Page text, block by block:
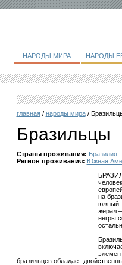
НАРОДЫ МИРА НАРОДЫ
главная/ народы мира/
Бразильцы
Страны проживания: Бразилия
Регион проживания: Южная
на
южный.
жерал
негры
бразильцев обладает